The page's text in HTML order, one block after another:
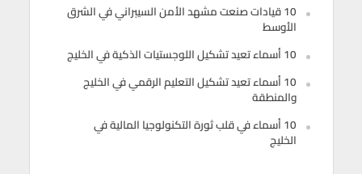
10 قيادات صنعت مشهد الأمن السيبراني في الشرق
الأوسط
10 أسماء تعيد تشكيل اللوجستيات الذكية في الخليج
10 أسماء تعيد تشكيل التعليم الرقمي في الخليج
والمنطقة
10 أسماء في قلب ثورة التكنولوجيا المالية في
الخليج